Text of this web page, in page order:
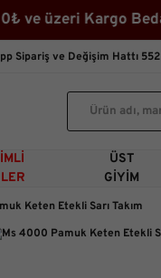
Kargo
Sipariş ve Değişim Hattı
ÜST
GIYIM
Keten Etekli Sarı Takım